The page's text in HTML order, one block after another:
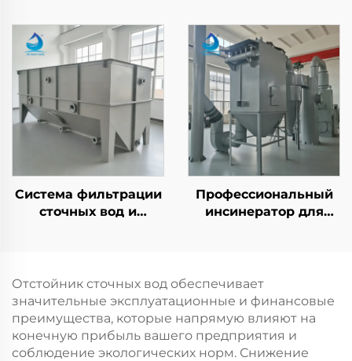
растворённым
воздухом (DAF) для
очистки сточных вод
Система фильтрации
сточных вод и
электродвигателем
Профессиональный
инсинератор для
отходов в отелях и на
производстве
Отстойник сточных вод обеспечивает
значительные эксплуатационные и финансовые
преимущества, которые напрямую влияют на
конечную прибыль вашего предприятия и
соблюдение экологических норм. Снижение